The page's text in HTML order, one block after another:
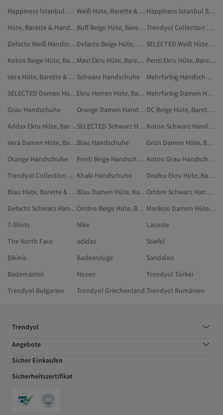
Happiness İstanbul Hüte, Barette & Handschuhe
Weiß Hüte, Barette & Handschuhe
Happiness İstanbul Schwarz Hüte, Barette & Handschuhe
Hüte, Barette & Handschuhe
Buff Beige Hüte, Barette & Handschuhe
Trendyol Collection Handschuhe
Defacto Weiß Handschuhe
Defacto Beige Hüte, Barette & Handschuhe
SELECTED Weiß Hüte, Barette & Handschuhe
Koton Beige Hüte, Barette & Handschuhe
Mavi Ekru Hüte, Barette & Handschuhe
Penti Ekru Hüte, Barette & Handschuhe
Vera Hüte, Barette & Handschuhe Schwarz Handschuhe
Mehrfarbig Handschuhe
SELECTED Damen Hüte, Barette & Handschuhe
Ekru Herren Hüte, Barette & Handschuhe
Mehrfarbig Damen Hüte, Barette & Handschuhe
Grau Handschuhe
Orange Damen Handschuhe
DC Beige Hüte, Barette & Handschuhe
Addax Ekru Hüte, Barette & Handschuhe
SELECTED Schwarz Hüte, Barette & Handschuhe
Koton Schwarz Handschuhe
Vera Damen Hüte, Barette & HandschuheBlau Handschuhe
Grün Damen Hüte, Barette & Handschuhe
Orange Handschuhe
Penti Beige Handschuhe
Koton Grau Handschuhe
Trendyol Collection Damen Hüte, Barette & Handschuhe Khaki Handschuhe
Deafox Ekru Hüte, Barette & Handschuhe
Blau Hüte, Barette & Handschuhe
Blau Damen Hüte, Barette & Handschuhe
Ombre Schwarz Handschuhe
Defacto Schwarz Handschuhe
Ombre Beige Hüte, Barette & Handschuhe
Marikoo Damen Hüte, Barette & Handschuhe
T-Shirts
Nike
Lacoste
The North Face
adidas
Stiefel
Bikinis
Badeanzüge
Sandalen
Bademäntel
Hosen
Trendyol Türkei
Trendyol Bulgarien
Trendyol Griechenland Trendyol Rumänien
Trendyol
Angebote
Sicher Einkaufen
Sicherheitszertifikat